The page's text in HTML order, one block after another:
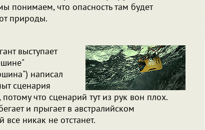
понимаем, что опасность там будет
природы.
выступает
написал
сценария
что сценарий тут из рук вон плох.
и прыгает в австралийском
никак не отстанет.